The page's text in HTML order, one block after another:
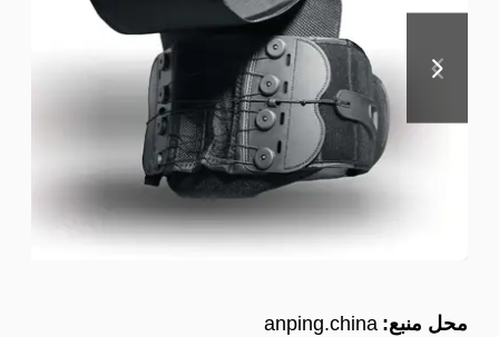
محل منبع: anping.china